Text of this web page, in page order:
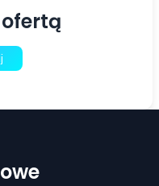
ofertą